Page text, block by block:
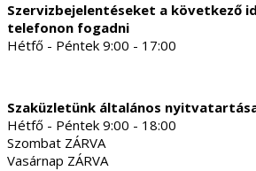
Szervizbejelentéseket a következő
telefonon fogadni
Hétfő - Péntek 9:00 - 17:00
Szaküzletünk általános
Hétfő - Péntek 9:00 - 18:00
Szombat ZÁRVA
Vasárnap ZÁRVA